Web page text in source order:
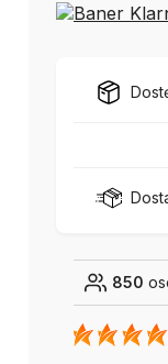
850